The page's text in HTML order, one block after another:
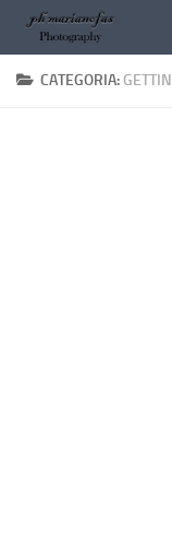
Salta al contenuto
CATEGORIA: